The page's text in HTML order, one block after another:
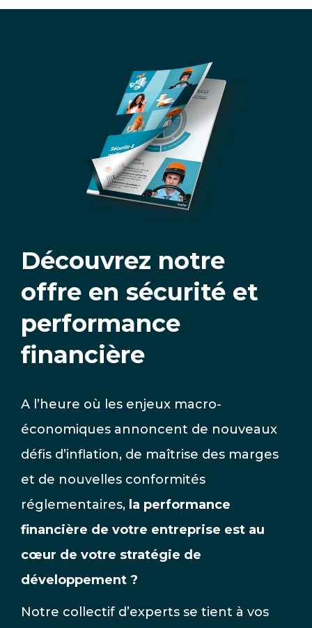
Découvrez notre
offre en sécurité et
performance
financière
A l’heure où les enjeux macro-
économiques annoncent de nouveaux
défis d’inflation, de maîtrise des marges
et de nouvelles conformités
réglementaires, la performance
financière de votre entreprise est au
cœur de votre stratégie de
développement ?
Notre collectif d’experts se tient à vos